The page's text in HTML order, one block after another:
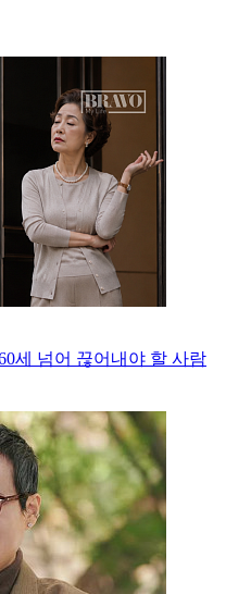
세 넘어 끊어내야 할 사람